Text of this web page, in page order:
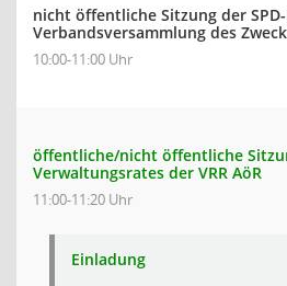
nicht öffentliche Sitzung der
Verbandsversammlung des
10:00-11:00 Uhr
öffentliche/nicht öffentliche
Verwaltungsrates der VRR AöR
11:00-11:20 Uhr
Einladung